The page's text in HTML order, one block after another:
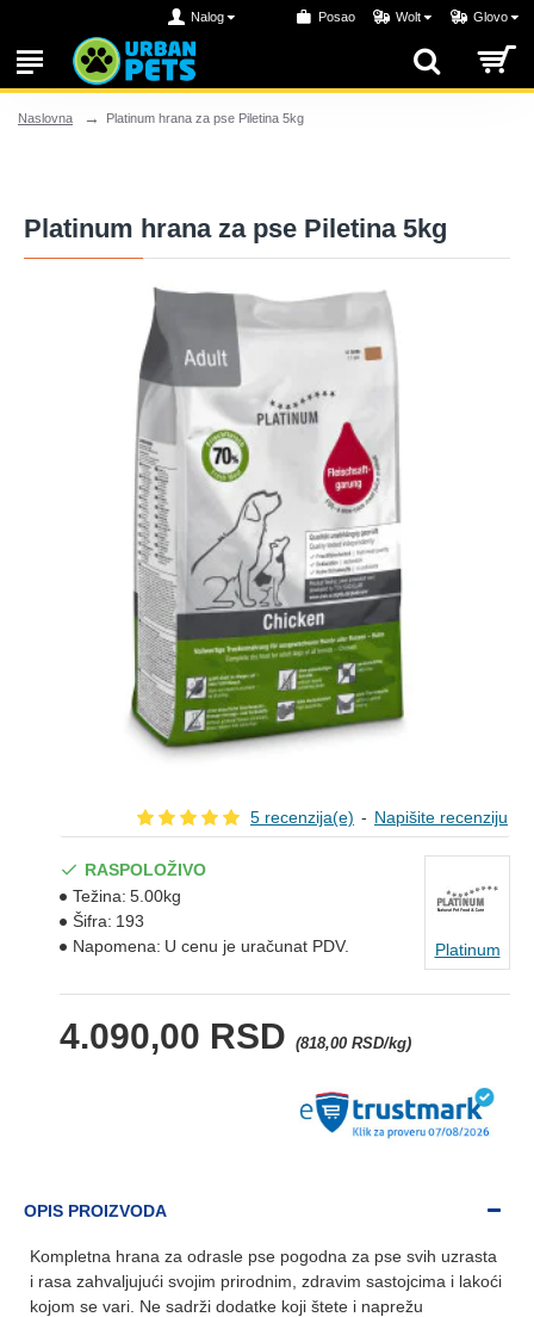
Nalog Posao Wolt Glovo
Naslovna Platinum hrana za pse Piletina 5kg
Platinum hrana za pse Piletina 5kg
5 recenzija(e) - Napišite recenziju
4.090,00 RSD (818,00 RSD/kg)
RASPOLOŽIVO
Težina: 5.00kg
Šifra: 193
Napomena: U cenu je uračunat PDV. Platinum
OPIS PROIZVODA
Kompletna hrana za odrasle pse pogodna za pse svih uzrasta
i rasa zahvaljujući svojim prirodnim, zdravim sastojcima i lakoći
kojom se vari. Ne sadrži dodatke koji štete i naprežu